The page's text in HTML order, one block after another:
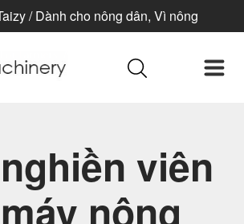
/ Dành cho nông dân, Vì nông
viên
nông